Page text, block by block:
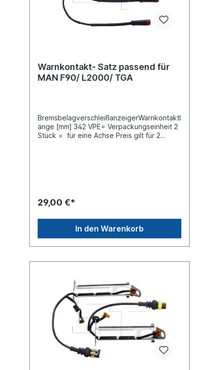
Warnkontakt- Satz passend für
MAN F90/ L2000/ TGA
BremsbelagverschleißanzeigerWarnkontaktl
änge [mm] 342 VPE= Verpackungseinheit 2
Stück = für eine Achse Preis gilt für 2
29,00 €*
In den Warenkorb